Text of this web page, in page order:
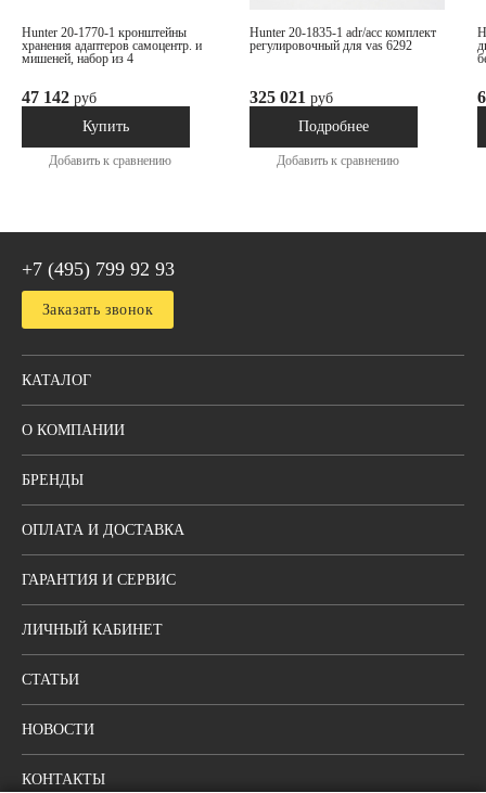
hunter 20-1770-1 кронштейны
хранения адаптеров самоцентр. и
мишеней, набор из 4
47 142 руб
В наличииКупить
Добавить к сравнению
hunter 20-1835-1 adr/acc комплект
регулировочный для vas 6292
325 021 руб
Под заказ
Подробнее
Добавить к сравнению
hunter 146-55-1 пульт
+7 (495) 799 92 93
Заказать звонок
КАТАЛОГ
О КОМПАНИИ
БРЕНДЫ
ОПЛАТА И ДОСТАВКА
ГАРАНТИЯ И СЕРВИС
ЛИЧНЫЙ КАБИНЕТ
СТАТЬИ
НОВОСТИ
КОНТАКТЫ